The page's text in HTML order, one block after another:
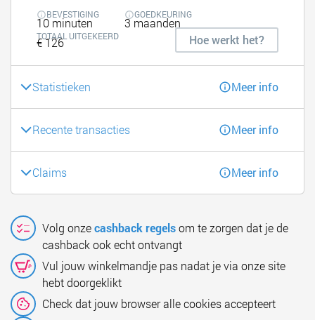
BEVESTIGING
10 minuten
GOEDKEURING
3 maanden
TOTAAL UITGEKEERD
€ 126 Hoe werkt het?
Statistieken Meer info
Recente transacties Meer info
Claims Meer info
Volg onzecashback regelsom te zorgen dat je de
cashback ook echt ontvangt
Vul jouw winkelmandje pas nadat je via onze site
hebt doorgeklikt
Check dat jouw browser alle cookies accepteert